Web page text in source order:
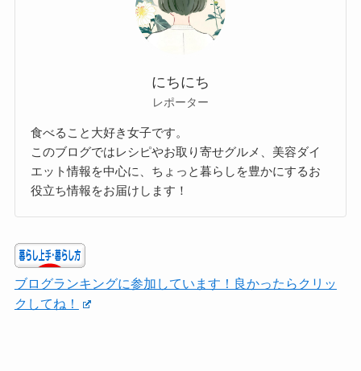
にちにち
レポーター
食べること大好き女子です。
このブログではレシピやお取り寄せグルメ、美容ダイ
エット情報を中心に、ちょっと暮らしを豊かにするお
役立ち情報をお届けします！
ブログランキングに参加しています！良かったらクリッ
クしてね！